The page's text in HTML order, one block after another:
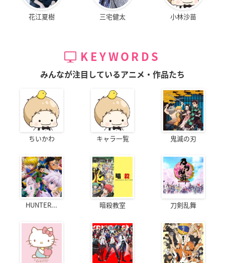
花江夏樹 三宅健太 小林沙苗
KEYWORDS
みんなが注目しているアニメ・作品たち
ちいかわ キャラ一覧 鬼滅の刃
HUNTER... 暗殺教室 刀剣乱舞